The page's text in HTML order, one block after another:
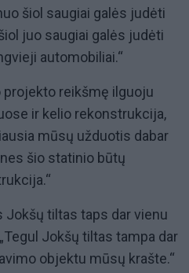
šiol saugiai galės judėti
juo saugiai galės judėti
automobiliai.“
projekto reikšmę ilguoju
ir kelio rekonstrukcija,
mūsų užduotis dabar
šio statinio būtų
Jokšų tiltas taps dar vienu
Jokšų tiltas tampa dar
objektu mūsų krašte.“